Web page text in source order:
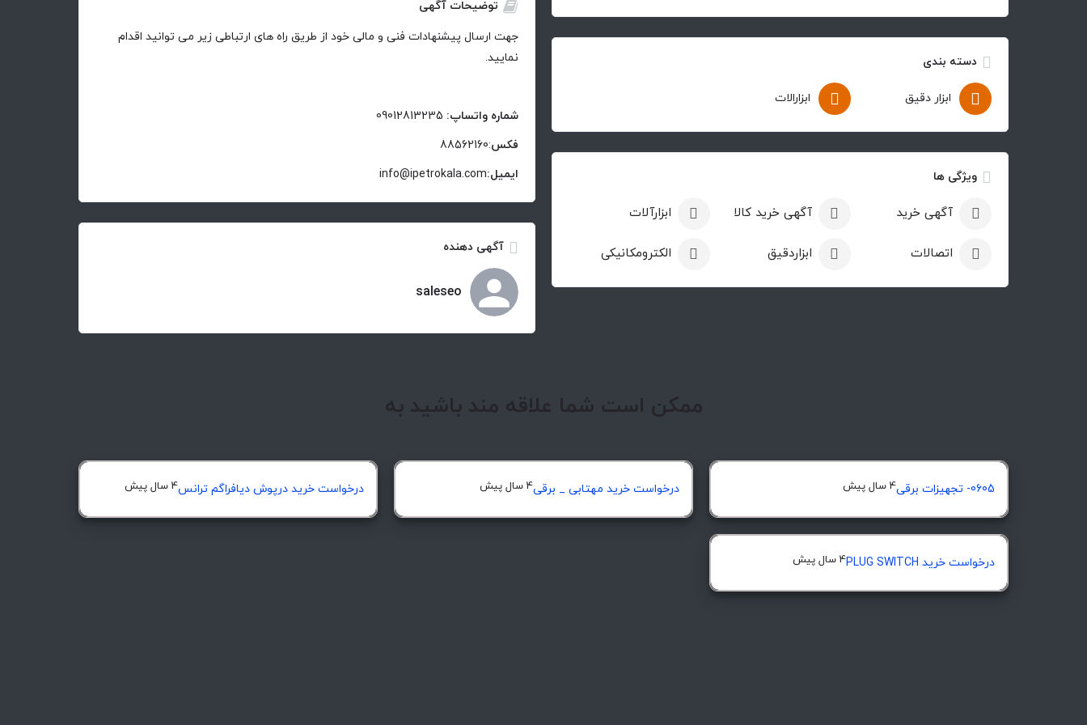
توضیحات آگهی
جهت ارسال پیشنهادات فنی و مالی خود از طریق راه های ارتباطی زیر می توانید اقدام
نمایید.
شماره واتساپ:
فکس:88562160
ایمیل:info@ipetrokala.com
دسته بندی
ابزار دقیق ابزارالات
ویژگی ها
آگهی خرید آگهی خرید کالا ابزارآلات
اتصالات ابزاردقیق الکترومکانیکی آگهی دهنده
saleseo
ممکن است شما علاقه مند باشید به
0605- تجهیزات برقی 4 سال پیش درخواست خرید مهتابی _ برقی4 سال پیش درخواست خرید درپوش ديافراگم ترانس4 سال پیش
درخواست خرید PLUG SWITCH 4 سال پیش